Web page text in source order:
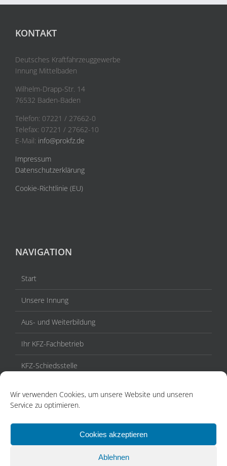
Wir verwenden Cookies, um unsere Website und unseren
Service zu optimieren.
Cookies akzeptieren
Ablehnen
KONTAKT
Deutsches Kraftfahrzeuggewerbe
Innung Mittelbaden
Wilhelm-Drapp-Str. 14
76532 Baden-Baden
Telefon: 07221 / 27662-0
Telefax: 07221 / 27662-10
E-Mail: info@prokfz.de
Impressum
Datenschutzerklärung
Cookie-Richtlinie (EU)
NAVIGATION
Start
Unsere Innung
Aus- und Weiterbildung
Ihr KFZ-Fachbetrieb
KFZ-Schiedsstelle
Aktuelles